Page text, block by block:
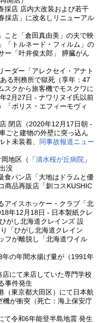
採店 店内大改装および若干
採店」に改名しリニューアル
こと「倉田真由美」の夫で映
「トルネード・フィルム」の
ー「叶井俊太郎」 膵臓がん
ーダー「アレクセイ・アナト
る刑務所で獄死（享年：47
スクから旅客機でモスクワに
2月27日 - ナワリヌイ氏以前
「ボリス・エフィーモヴィ
閉店（2020年12月17日朝 -
ごと建物の外壁に突っ込ん
ト未装着、 同事故報道ニュー
地区（「清水桜が丘病院 」
没
食パン店「大地はドラムと優
商品再販店「釧コスKUSHIC
アイスホッケー・クラブ「北
年12月18日 - 日本製紙クレ
がし北海道クレインズ 設
「ひがし北海道クレイン
フが離脱し「北海道ワイル
の年間水揚げ量が（1991年
にて来店していた専門学校
事件発生
（東京都大田区）にて日本航
が衝突（死亡：海上保安庁
て令和6年能登半島地震 発生